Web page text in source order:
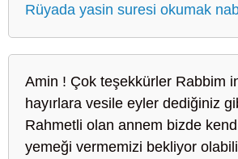
Rüyada yasin suresi okumak
Amin ! Çok teşekkürler Rabbim
hayırlara vesile eyler dediğiniz
Rahmetli olan annem bizde
yemeği vermemizi bekliyor